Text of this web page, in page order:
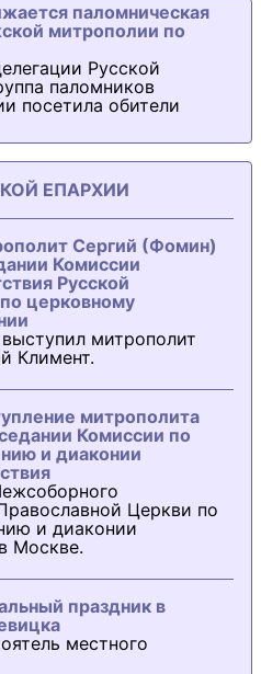
паломническая
митрополии по
Русской
паломников
посетила обители
ЕПАРХИИ
Сергий (Фомин)
Комиссии
Русской
церковному
митрополит
Климент.
митрополита
Комиссии по
и диаконии
Церкви по
и диаконии
Москве.
праздник в
местного